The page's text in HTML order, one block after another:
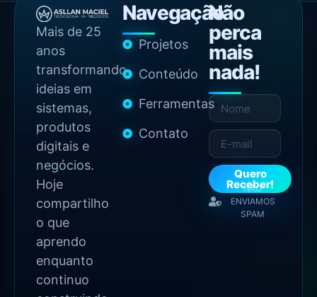
Mais de 25
anos
transformando
ideias em
sistemas,
produtos
digitais e
negócios.
Hoje
compartilho
o que
aprendo
enquanto
continuo
Navegação
Projetos
Conteúdo
Ferramentas
Contato
Não
perca
mais
nada!
Quero
Receber!
NÃO
ENVIAMOS
SPAM